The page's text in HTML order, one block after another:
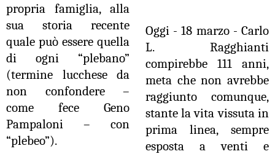
propria famiglia, alla
sua storia recente
quale può essere quella
di ogni “plebano”
(termine lucchese da
non confondere –
come fece Geno
Pampaloni – con
“plebeo”).
Oggi - 18 marzo - Carlo
L. Ragghianti
compirebbe 111 anni,
meta che non avrebbe
raggiunto comunque,
stante la vita vissuta in
prima linea, sempre
esposta a venti e